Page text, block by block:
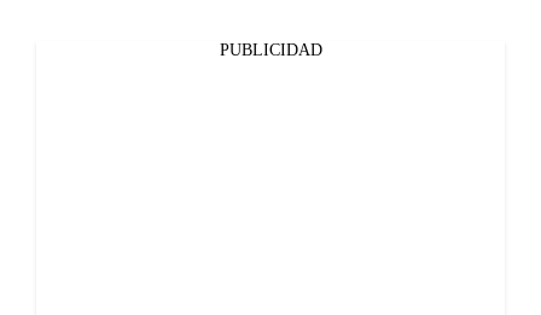
PUBLICIDAD